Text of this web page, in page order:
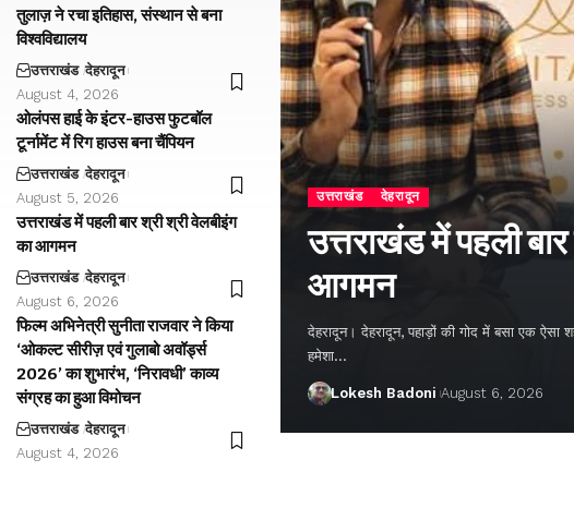
तुलाज़ ने रचा इतिहास, संस्थान से बना
विश्वविद्यालय
उत्तराखंड देहरादून
August 4, 2026
ओलंपस हाई के इंटर-हाउस फुटबॉल
टूर्नामेंट में रिग हाउस बना चैंपियन
उत्तराखंड देहरादून
August 5, 2026
उत्तराखंड में पहली बार श्री श्री वेलबीइंग
का आगमन
उत्तराखंड देहरादून
August 6, 2026
फिल्म अभिनेत्री सुनीता राजवार ने किया
‘ओकल्ट सीरीज़ एवं गुलाबो अवॉर्ड्स
2026’ का शुभारंभ, ‘निरावधी’ काव्य
संग्रह का हुआ विमोचन
उत्तराखंड देहरादून
August 4, 2026
उत्तराखंड देहरादून
उत्तराखंड में पहली
आगमन
देहरादून। देहरादून, पहाड़ों की गोद में बसा एक ऐसा
हमेशा…
Lokesh Badoni August 6, 2026